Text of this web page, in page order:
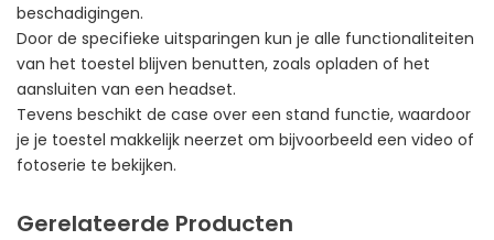
beschadigingen.
Door de specifieke uitsparingen kun je alle functionaliteiten
van het toestel blijven benutten, zoals opladen of het
aansluiten van een headset.
Tevens beschikt de case over een stand functie, waardoor
je je toestel makkelijk neerzet om bijvoorbeeld een video of
fotoserie te bekijken.
Gerelateerde Producten